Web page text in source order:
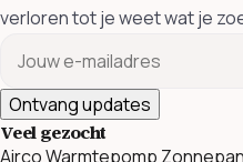
verloren tot je weet wat je
Ontvang updates
Veel gezocht
AircoWarmtepomp